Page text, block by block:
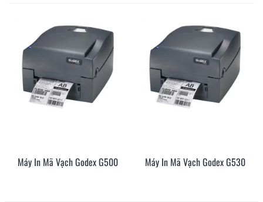
Máy In Mã Vạch Godex G500 Máy In Mã Vạch Godex G530